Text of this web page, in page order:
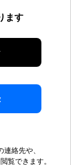
ます
絡先や、
覧できます。